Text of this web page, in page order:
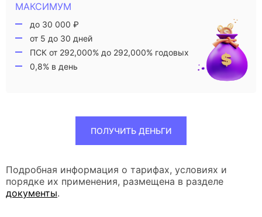
МАКСИМУМ
до 30 000 ₽
от 5 до 30 дней
ПСК от 292,000% до 292,000% годовых
0,8% в день
ПОЛУЧИТЬ ДЕНЬГИ
Подробная информация о тарифах, условиях и
порядке их применения, размещена в разделе
документы.